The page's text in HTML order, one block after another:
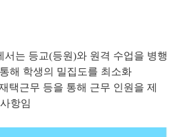
서는 등교(등원)와 원격 수업을 병행
해 학생의 밀집도를 최소화
택근무 등을 통해 근무 인원을 제
항임